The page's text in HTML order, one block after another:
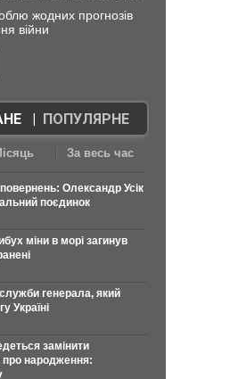
жодних прогнозів
війни
| ПОПУЛЯРНЕ
За весь час
Олександр Усік
поєдинок
міни в морі загинув
генерала, який
Україні
замінити
про народження: